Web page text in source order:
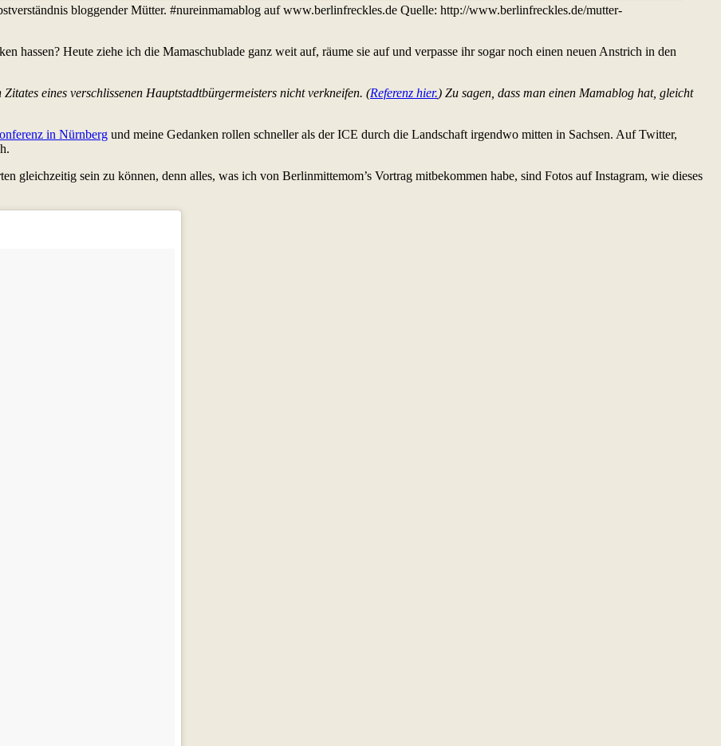
bloggender Mütter. #nureinmamablog auf www.berlinfreckles.de Quelle: http://www.berlinfreckles.de/mutter-
hassen? Heute ziehe ich die Mamaschublade ganz weit auf, räume sie auf und verpasse ihr sogar noch einen neuen Anstrich in den
eines verschlissenen Hauptstadtbürgermeisters nicht verkneifen. (Referenz hier.) Zu sagen, dass man einen Mamablog hat, gleicht
in Nürnberg und meine Gedanken rollen schneller als der ICE durch die Landschaft irgendwo mitten in Sachsen. Auf Twitter,
gleichzeitig sein zu können, denn alles, was ich von Berlinmittemom’s Vortrag mitbekommen habe, sind Fotos auf Instagram, wie dieses